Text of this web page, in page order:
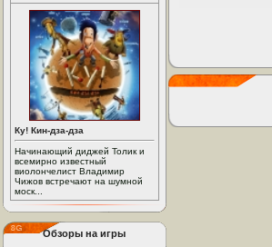
Ку! Кин-дза-дза
Начинающий диджей Толик и
всемирно известный
виолончелист Владимир
Чижов встречают на шумной
моск...
Обзоры на игры